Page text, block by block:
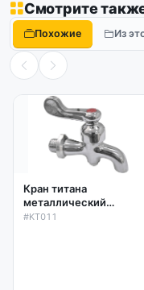
Смотрите
Похожие Из
Кран титана
металлический
поворотный D20мм
#KT011